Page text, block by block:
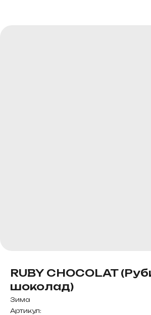
RUBY CHOCOLAT
шоколад)
Зима
Артикул: